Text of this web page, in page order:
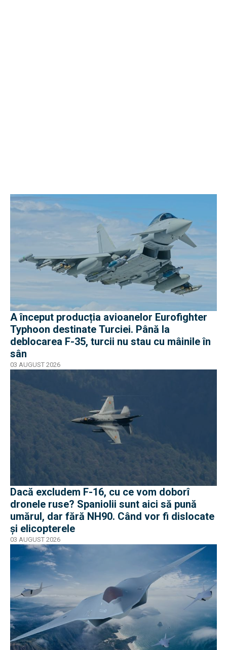
A început producția avioanelor Eurofighter
Typhoon destinate Turciei. Până la
deblocarea F-35, turcii nu stau cu mâinile în
sân
03 AUGUST 2026
Dacă excludem F-16, cu ce vom doborî
dronele ruse? Spaniolii sunt aici să pună
umărul, dar fără NH90. Când vor fi dislocate
și elicopterele
03 AUGUST 2026